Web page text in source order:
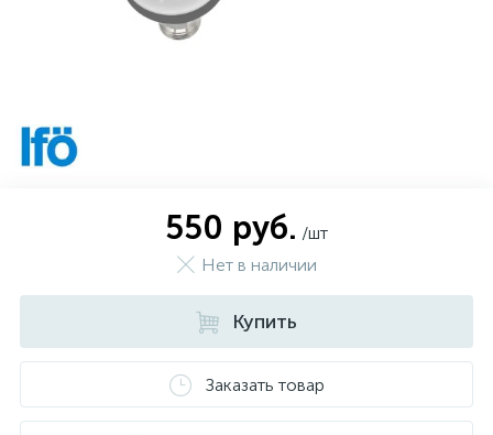
550 руб. /шт
Нет в наличии
Купить
Заказать товар